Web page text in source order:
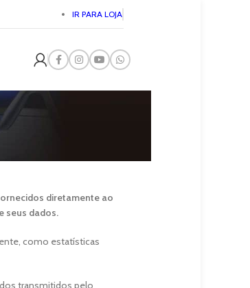
IR PARA LOJA
diretamente ao
seus dados.
como estatísticas
transmitidos pelo